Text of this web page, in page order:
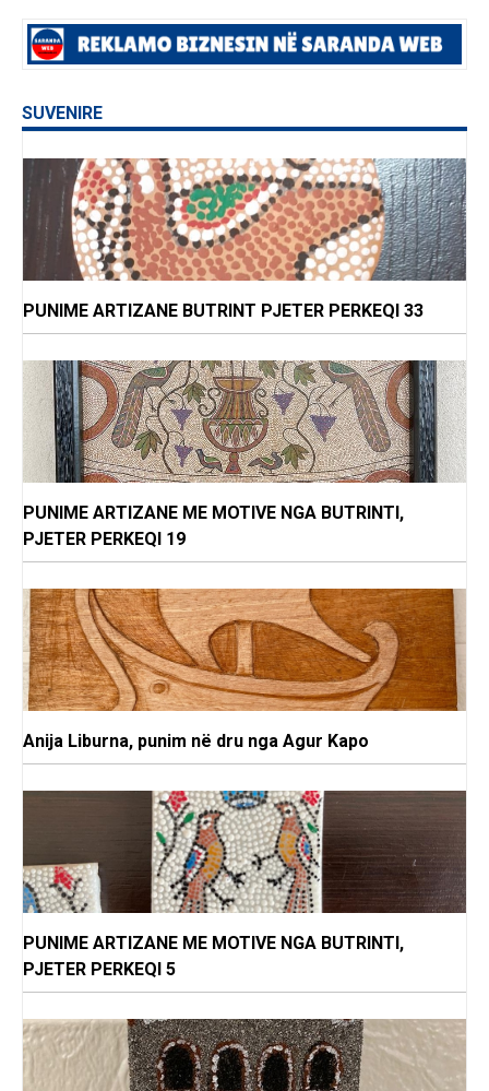
SUVENIRE
PUNIME ARTIZANE BUTRINT PJETER PERKEQI 33
PUNIME ARTIZANE ME MOTIVE NGA BUTRINTI,
PJETER PERKEQI 19
Anija Liburna, punim në dru nga Agur Kapo
PUNIME ARTIZANE ME MOTIVE NGA BUTRINTI,
PJETER PERKEQI 5